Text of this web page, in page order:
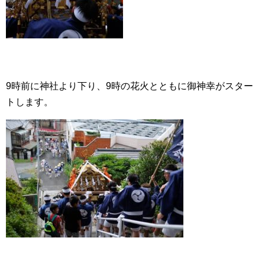
9時前に神社より下り、9時の花火とともに御神幸がスター
トします。